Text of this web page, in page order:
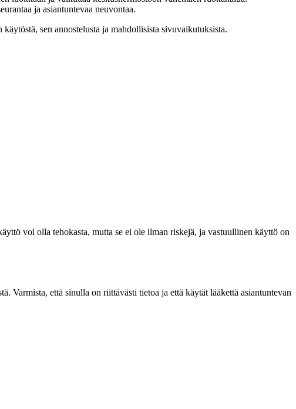
ja asiantuntevaa neuvontaa.
sen annostelusta ja mahdollisista sivuvaikutuksista.
voi olla tehokasta, mutta se ei ole ilman riskejä, ja vastuullinen käyttö on
että sinulla on riittävästi tietoa ja että käytät lääkettä asiantuntevan